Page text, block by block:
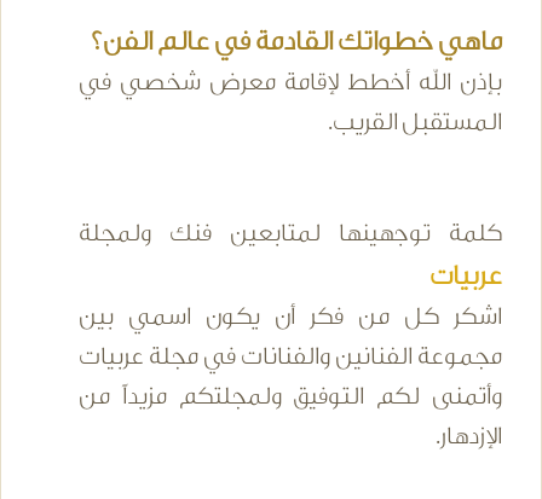
ماهي خطواتك القادمة في عالم الفن؟
بإذن الله أخطط لإقامة معرض شخصي في
المستقبل القريب.
كلمة توجهينها لمتابعين فنك ولمجلة
عربيات
اشكر كل من فكر أن يكون اسمي بين
مجموعة الفنانين والفنانات في مجلة عربيات
وأتمنى لكم التوفيق ولمجلتكم مزيداً من
الإزدهار.